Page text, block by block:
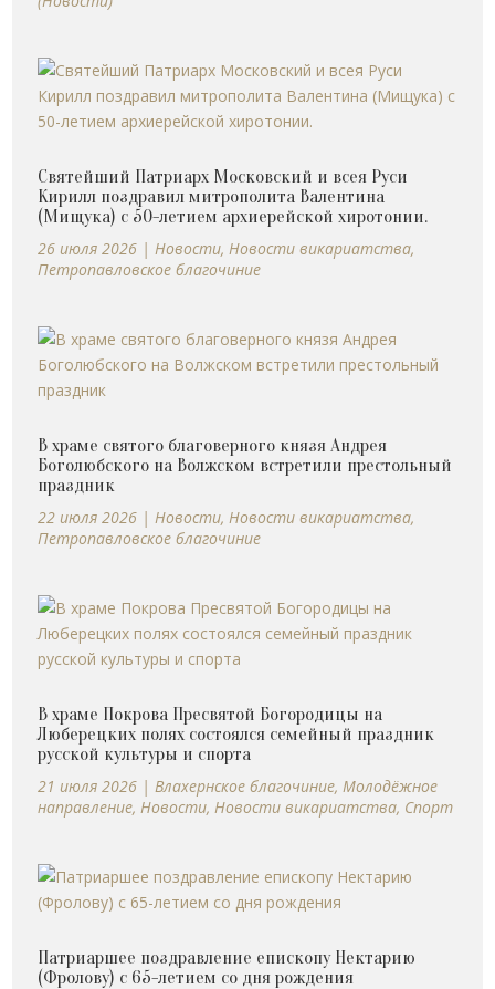
Святейший Патриарх Московский и всея Руси
Кирилл поздравил митрополита Валентина
(Мищука) с 50-летием архиерейской хиротонии.
26 июля 2026 |Новости,Новости викариатства,
Петропавловское благочиние
В храме святого благоверного князя Андрея
Боголюбского на Волжском встретили престольный
праздник
22 июля 2026 |Новости,Новости викариатства,
Петропавловское благочиние
В храме Покрова Пресвятой Богородицы на
Люберецких полях состоялся семейный праздник
русской культуры и спорта
21 июля 2026 |Влахернское благочиние,Молодёжное
направление,Новости,Новости викариатства, Спорт
Патриаршее поздравление епископу Нектарию
(Фролову) с 65-летием со дня рождения